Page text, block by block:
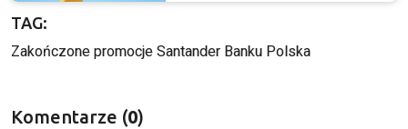
TAG:
Zakończone promocje Santander Banku Polska
Komentarze (0)